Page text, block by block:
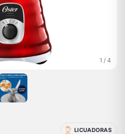
1 / 4
LICUADORAS